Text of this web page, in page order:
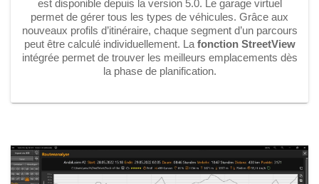
est disponible depuis la version 5.0. Le garage virtuel
permet de gérer tous les types de véhicules. Grâce aux
nouveaux profils d’itinéraire, chaque segment d’un parcours
peut être calculé individuellement. La fonction StreetView
intégrée permet de trouver les meilleurs emplacements dès
la phase de planification.